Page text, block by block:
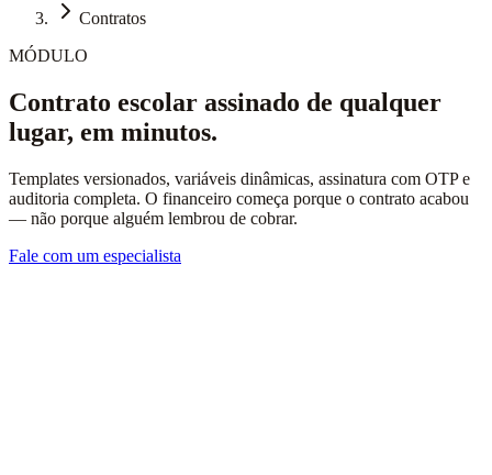
Contratos
MÓDULO
Contrato escolar assinado de qualquer
lugar, em minutos.
Templates versionados, variáveis dinâmicas, assinatura com OTP e
auditoria completa. O financeiro começa porque o contrato acabou
— não porque alguém lembrou de cobrar.
Fale com um especialista